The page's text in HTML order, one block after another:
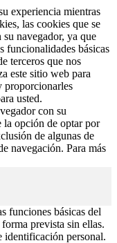
experiencia mientras
las cookies que se
su navegador, ya que
funcionalidades básicas
terceros que nos
este sitio web para
proporcionarles
usted.
con su
la opción de optar por
de algunas de
navegación. Para más
funciones básicas del
prevista sin ellas.
identificación personal.